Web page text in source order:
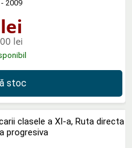
- 2009
lei
lei
stoc